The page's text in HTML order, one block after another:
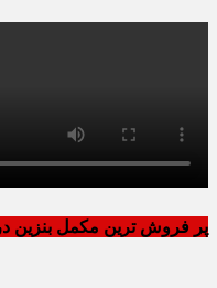
پر فروش ترین مکمل بنزین